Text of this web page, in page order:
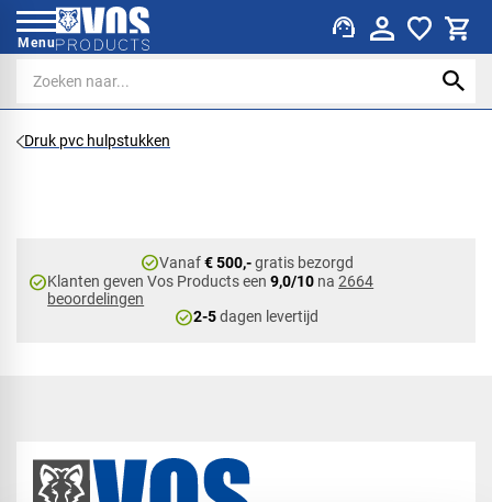
Menu support_agent
Druk pvc hulpstukken
check_circleVanaf€ 500,-gratis bezorgd
check_circleKlanten geven Vos Products een9,0/10 na2664
beoordelingen
check_circle2-5dagen levertijd